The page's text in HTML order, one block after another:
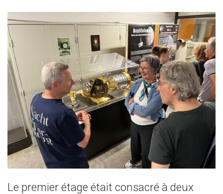
Le premier étage était consacré à deux